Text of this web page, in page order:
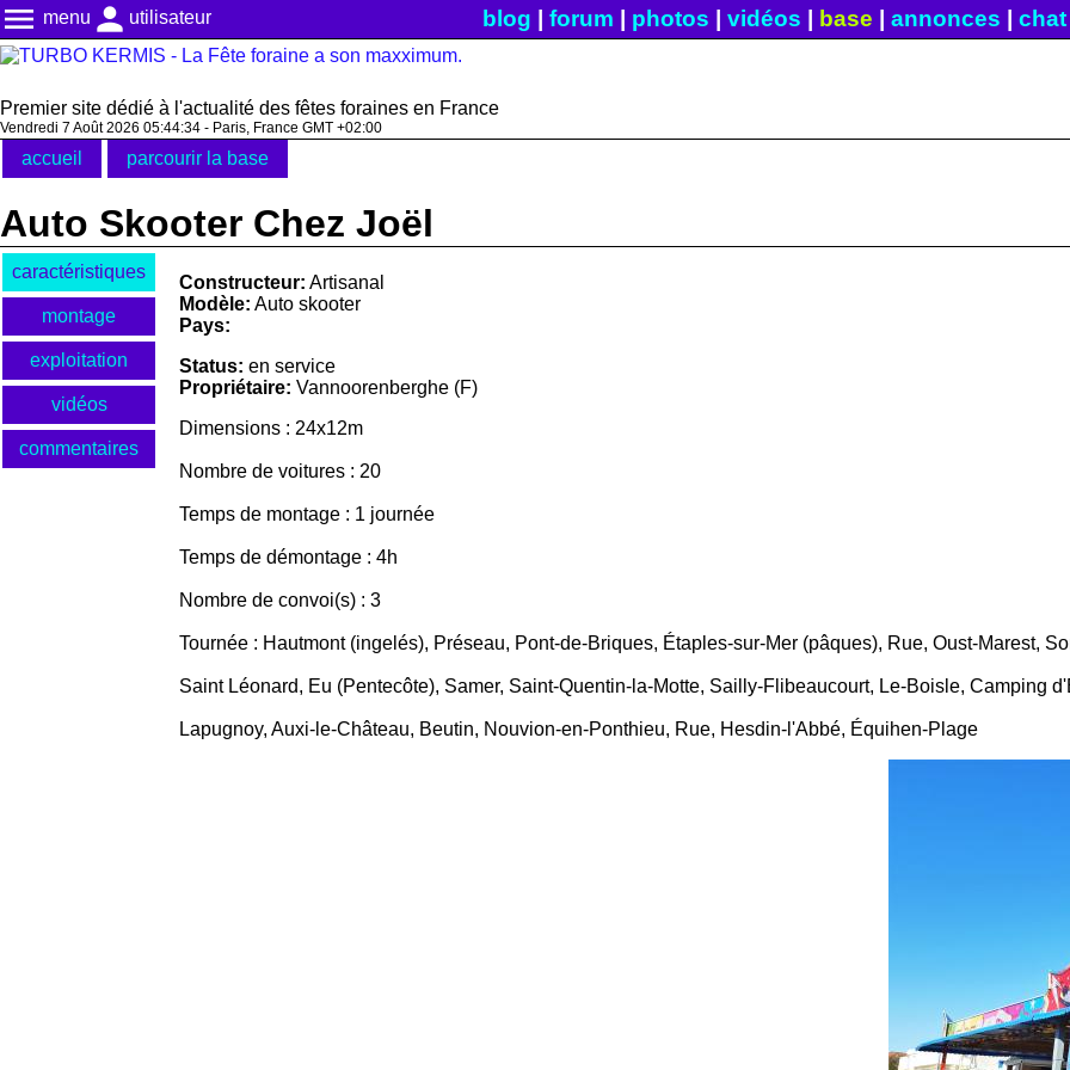
menu menu person utilisateur blog forum photos vidéos base annonces chat|
Premier site dédié à l'actualité des fêtes foraines en France
Vendredi 7 Août 2026 05:44:34 - Paris, France GMT +02:00
accueil parcourir la base
Auto Skooter Chez Joël
caractéristiques
montage
exploitation
vidéos
commentaires
Constructeur: Artisanal
Modèle: Auto skooter
Pays:
Status: en service
Propriétaire: Vannoorenberghe (F)
Dimensions : 24x12m
Nombre de voitures : 20
Temps de montage : 1 journée
Temps de démontage : 4h
Nombre de convoi(s) : 3
Tournée : Hautmont (ingelés), Préseau, Pont-de-Briques, Étaples-sur-Mer (pâques), Rue, Oust-Marest,
Saint Léonard, Eu (Pentecôte), Samer, Saint-Quentin-la-Motte, Sailly-Flibeaucourt, Le-Boisle, Camping
Lapugnoy, Auxi-le-Château, Beutin, Nouvion-en-Ponthieu, Rue, Hesdin-l'Abbé, Équihen-Plage